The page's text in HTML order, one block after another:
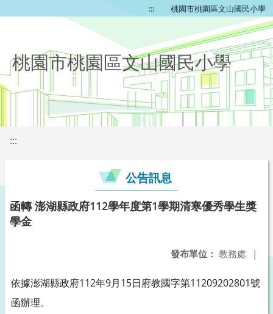
::: 桃園市桃園區文山國民小學
桃園市桃園區文山國民小學
:::
公告訊息
函轉 澎湖縣政府112學年度第1學期清寒優秀學生獎
學金
發布單位： 教務處 |
依據澎湖縣政府112年9月15日府教國字第11209202801號
函辦理。